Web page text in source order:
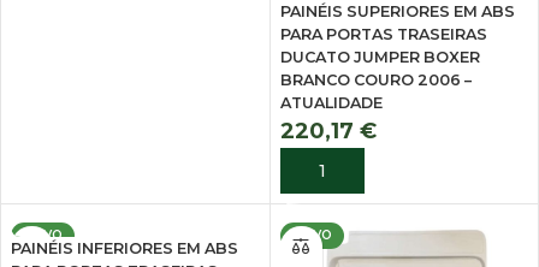
PAINÉIS SUPERIORES EM ABS
PARA PORTAS TRASEIRAS
DUCATO JUMPER BOXER
BRANCO COURO 2006 –
ATUALIDADE
220,17 €
ADICIONAR
NOVO
PAINÉIS INFERIORES EM ABS
NOVO